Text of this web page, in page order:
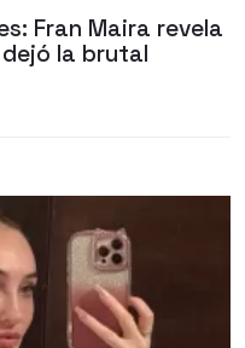
Fran Maira revela
la brutal